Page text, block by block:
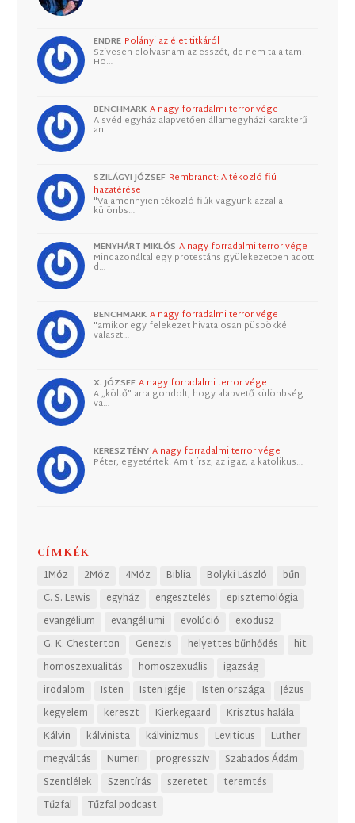
ENDRE Polányi az élet titkáról
Szívesen elolvasnám az esszét, de nem találtam.
Ho…
BENCHMARK A nagy forradalmi terror vége
A svéd egyház alapvetően államegyházi karakterű
an…
SZILÁGYI JÓZSEF Rembrandt: A tékozló fiú
hazatérése
"Valamennyien tékozló fiúk vagyunk azzal a
különbs…
MENYHÁRT MIKLÓS A nagy forradalmi terror vége
Mindazonáltal egy protestáns gyülekezetben adott
d…
BENCHMARK A nagy forradalmi terror vége
"amikor egy felekezet hivatalosan püspökké
választ…
X. JÓZSEF A nagy forradalmi terror vége
A „költő” arra gondolt, hogy alapvető különbség
va…
KERESZTÉNY A nagy forradalmi terror vége
Péter, egyetértek. Amit írsz, az igaz, a katolikus…
CÍMKÉK
1Móz 2Móz 4Móz Biblia Bolyki László
bűn
C. S. Lewis
egyház engesztelés
episztemológia
evangélium
evangéliumi evolúció
exodusz
G. K. Chesterton
Genezis helyettes bűnhődés
hit
homoszexualitás
homoszexuális
igazság
irodalom
Isten Isten igéje Isten országa
Jézus
kegyelem
kereszt Kierkegaard
Krisztus halála
Kálvin
kálvinista kálvinizmus Leviticus
Luther
megváltás
Numeri progresszív
Szabados Ádám
Szentlélek
Szentírás szeretet
teremtés
Tűzfal
Tűzfal podcast